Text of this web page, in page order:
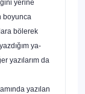
yerine
boyunca
bölerek
ya­
yazılarım da
yazılan